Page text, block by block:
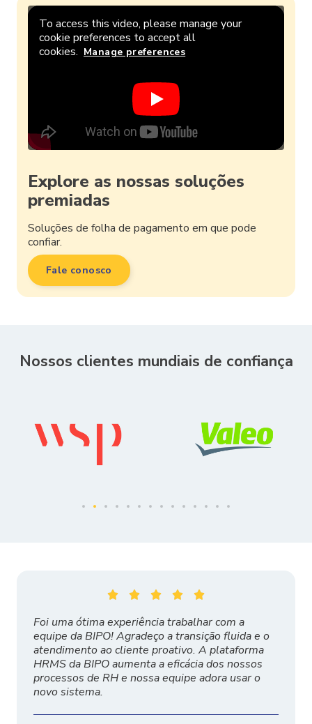
Explore as nossas soluções
premiadas
Soluções de folha de pagamento em que pode
confiar.
Fale conosco
To access this video, please manage your
cookie preferences to accept all
cookies. Manage preferences
Nossos clientes mundiais de confiança
    
Foi uma ótima experiência trabalhar com a
equipe da BIPO! Agradeço a transição fluida e o
atendimento ao cliente proativo. A plataforma
HRMS da BIPO aumenta a eficácia dos nossos
processos de RH e nossa equipe adora usar o
novo sistema.